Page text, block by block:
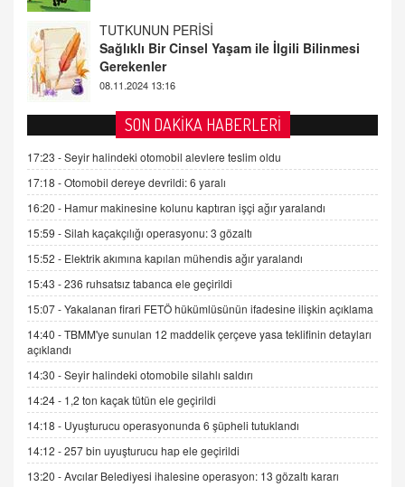
08.11.2024 13:16
FARUK ÖNALAN
Tezkere Onaylanmasaydı…
AV. DOĞAN CAN DOĞAN
Kişisel verilerin korunması ve dijital hukukun
gelişimi
15.09.2025 16:17
SEHER EREK
Kış Ayları Geldi, Hangi Önlemler Alınmalı?
9.12.2025 10:11
İNCİ GÜL AKÖL
06.07.2026 13:00
ADEM AKÖL
Esed Destekçilerinin Yüzüne Vurulan Şamar:
Sednaya
11.12.2024 12:30
SON DAKİKA HABERLERİ
17:23 -Seyir halindeki otomobil alevlere teslim oldu
17:18 -Otomobil dereye devrildi: 6 yaralı
16:20 - Hamur makinesine kolunu kaptıran işçi ağır yaralandı
15:59 -Silah kaçakçılığı operasyonu: 3 gözaltı
15:52 - Elektrik akımına kapılan mühendis ağır yaralandı
15:43 -236 ruhsatsız tabanca ele geçirildi
15:07 -Yakalanan firari FETÖ hükümlüsünün ifadesine ilişkin açıklama
14:40 -TBMM'ye sunulan 12 maddelik çerçeve yasa teklifinin detayları
açıklandı
14:30 -Seyir halindeki otomobile silahlı saldırı
14:24 - 1,2 ton kaçak tütün ele geçirildi
14:18 - Uyuşturucu operasyonunda 6 şüpheli tutuklandı
14:12 -257 bin uyuşturucu hap ele geçirildi
13:20 -Avcılar Belediyesi ihalesine operasyon: 13 gözaltı kararı